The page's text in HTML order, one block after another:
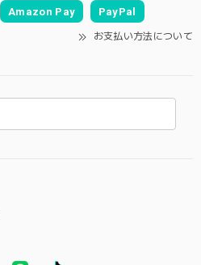
Amazon Pay PayPal
お支払い方法について